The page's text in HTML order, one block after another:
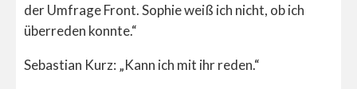
der Umfrage Front. Sophie weiß ich nicht, ob ich
überreden konnte.“
Sebastian Kurz: „Kann ich mit ihr reden.“